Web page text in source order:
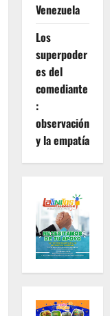
Venezuela
Los
superpoder
es del
comediante
:
observación
y la empatía